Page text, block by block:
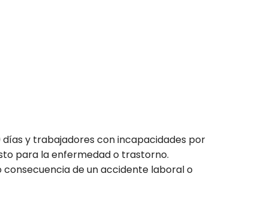
días y trabajadores con incapacidades por
para la enfermedad o trastorno.
de un accidente laboral o